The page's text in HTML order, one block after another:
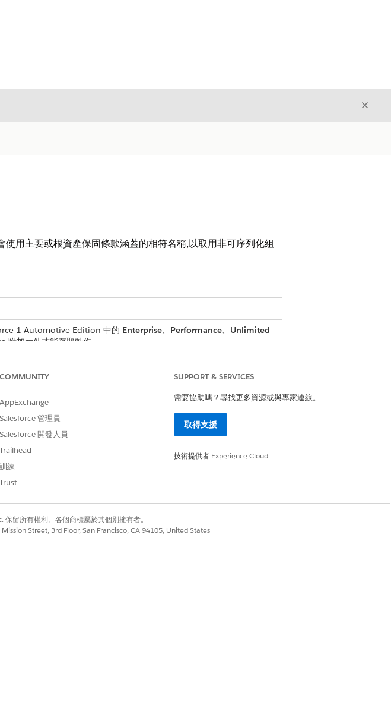
結束
用主要或根資產保固條款涵蓋的相符名稱,以取用非可序列化組
1 Automotive Edition 中的 Enterprise、 Performance、 Unlimited
加元件才能存取動作。
CheckCoverageForParts
COMMUNITY
AppExchange
Salesforce 管理員
Salesforce 開發人員
Trailhead
訓練
Trust
SUPPORT & SERVICES
需要協助嗎？尋找更多資源或與專家連線。
取得支援
技術提供者 Experience Cloud
留所有權利。各個商標屬於其個別擁有者。
Street, 3rd Floor, San Francisco, CA 94105, United States